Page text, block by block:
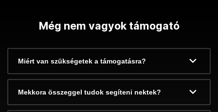
Még nem vagyok támogató
Miért van szükségetek a támogatásra?
Mekkora összeggel tudok segíteni nektek?